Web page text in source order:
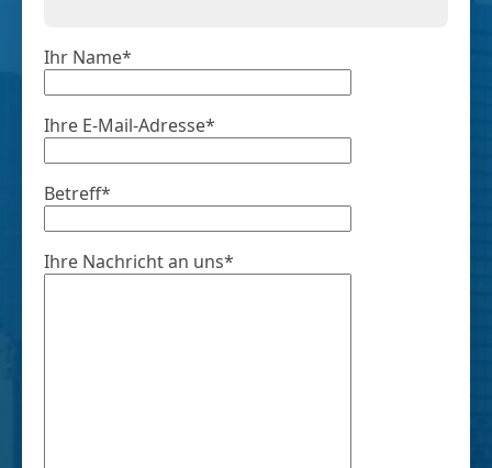
Ihr Name*
Ihre E-Mail-Adresse*
Betreff*
Ihre Nachricht an uns*